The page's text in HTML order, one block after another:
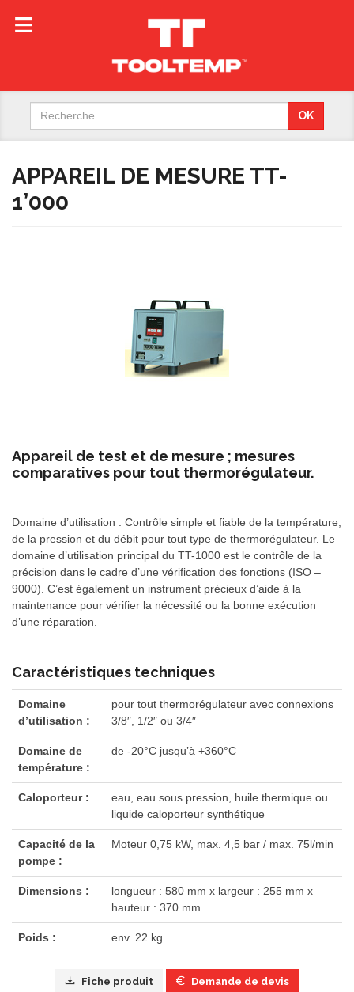
Search
OK
APPAREIL DE MESURE TT-
1’000
Appareil de test et de mesure ; mesures
comparatives pour tout thermorégulateur.
Domaine d’utilisation : Contrôle simple et fiable de la température,
de la pression et du débit pour tout type de thermorégulateur. Le
domaine d’utilisation principal du TT-1000 est le contrôle de la
précision dans le cadre d’une vérification des fonctions (ISO –
9000). C’est également un instrument précieux d’aide à la
maintenance pour vérifier la nécessité ou la bonne exécution
d’une réparation.
Caractéristiques techniques
Domaine
d’utilisation :
pour tout thermorégulateur avec connexions
3/8″, 1/2″ ou 3/4″
Domaine de
température :
de -20°C jusqu’à +360°C
Caloporteur :
eau, eau sous pression, huile thermique ou
liquide caloporteur synthétique
Capacité de la
pompe :
Moteur 0,75 kW, max. 4,5 bar / max. 75l/min
Dimensions :
longueur : 580 mm x largeur : 255 mm x
hauteur : 370 mm
Poids : env. 22 kg
Fiche produit Demande de devis